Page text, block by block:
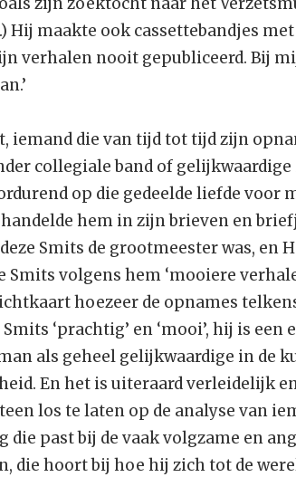
Hij maakte ook cassettebandjes met
verhalen nooit gepubliceerd. Bij
iemand die van tijd tot tijd zijn
collegiale band of
op die gedeelde liefde voor
hem in zijn brieven en
Smits de grootmeester was, en
volgens hem ‘mooiere
hoezeer de opnames
‘prachtig’ en ‘mooi’, hij is een
als geheel gelijkwaardige in de
En het is uiteraard verleidelijk
los te laten op de analyse van
die past bij de vaak volgzame en
die hoort bij hoe hij zich tot de